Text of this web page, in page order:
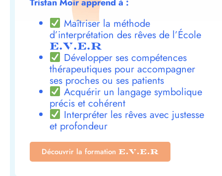
Tristan Moir apprend à :
Maîtriser la méthode
d’interprétation des rêves de l’École
E.V.E.R
Développer ses compétences
thérapeutiques pour accompagner
ses proches ou ses patients
Acquérir un langage symbolique
précis et cohérent
Interpréter les rêves avec justesse
et profondeur
Découvrir la formation E.V.E.R